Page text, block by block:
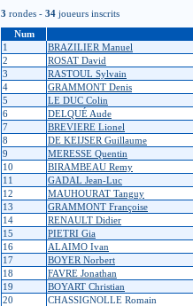
3 rondes - 34 joueurs inscrits
Num
1
BRAZILIER Manuel
2
ROSAT David
3
RASTOUL Sylvain
4
GRAMMONT Denis
5
LE DUC Colin
6
DELQUÉ Aude
7
BREVIERE Lionel
8
DE KEIJSER Guillaume
9
MERESSE Quentin
10
BIRAMBEAU Remy
11
GADAL Jean-Luc
12
MAUHOURAT Tanguy
13
GRAMMONT Françoise
14
RENAULT Didier
15
PIETRI Gia
16
ALAIMO Ivan
17
BOYER Norbert
18
FAVRE Jonathan
19
BOYART Christian
20
CHASSIGNOLLE Romain